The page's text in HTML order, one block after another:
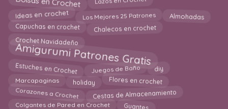
Lazos en Crochet
Ideas en crochet Los Mejores 25 Patrones Almohadas
Capuchas en crochet Chalecos en crochet
Crochet Navidadeño
Amigurumi Patrones Gratis
Estuches en Crochet Juegos de Baño diy
Marcapaginas holiday Flores en crochet
Corazones a Crochet Cestas de Almacenamiento
Colgantes de Pared en Crochet Guantes